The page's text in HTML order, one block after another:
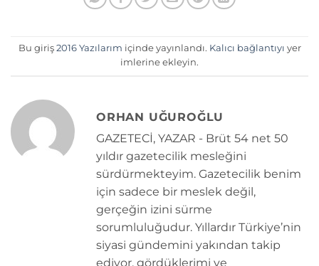
Bu giriş 2016 Yazılarım içinde yayınlandı. Kalıcı bağlantıyı yer
imlerine ekleyin.
ORHAN UĞUROĞLU
GAZETECİ, YAZAR - Brüt 54 net 50
yıldır gazetecilik mesleğini
sürdürmekteyim. Gazetecilik benim
için sadece bir meslek değil,
gerçeğin izini sürme
sorumluluğudur. Yıllardır Türkiye’nin
siyasi gündemini yakından takip
ediyor, gördüklerimi ve